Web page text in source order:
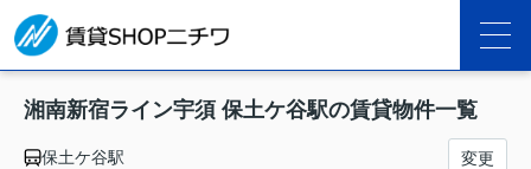
湘南新宿ライン宇須 保土ケ谷駅の賃貸物件一覧
保土ケ谷駅 変更